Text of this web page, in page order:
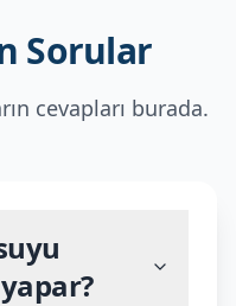
Sorular
cevapları burada.